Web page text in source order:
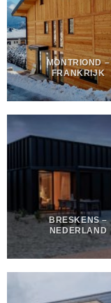
MONTRIOND –
FRANKRIJK
BRESKENS –
NEDERLAND